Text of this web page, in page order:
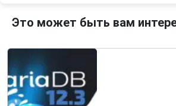
Это может быть вам